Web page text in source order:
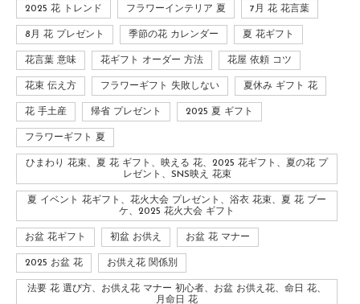
2025 花 トレンド フラワーインテリア 夏 7月 花 花言葉
8月 花 プレゼント 季節の花 カレンダー 夏 花ギフト
花言葉 意味 花ギフト オーダー 方法 花屋 依頼 コツ
花束 伝え方 フラワーギフト 失敗しない 夏休み ギフト 花
花 手土産 帰省 プレゼント 2025 夏 ギフト
フラワーギフト 夏
ひまわり 花束、夏 花 ギフト、映える 花、2025 花ギフト、夏の花 プ
レゼント、SNS映え 花束
夏 イベント 花ギフト、花火大会 プレゼント、浴衣 花束、夏 花 ブー
ケ、2025 花火大会 ギフト
お盆 花ギフト 初盆 お供え お盆 花 マナー
2025 お盆 花 お供え花 関係別
法要 花 選び方、お供え花 マナー 初心者、お盆 お供え花、命日 花、
月命日 花